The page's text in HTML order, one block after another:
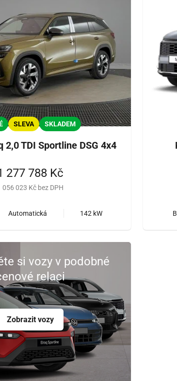
SLEVA SKLADEM
2,0 TDI Sportline DSG 4x4
277 788 Kč
056 023 Kč bez DPH
Automatická 142 kW
si vozy v podobné
relaci
Zobrazit vozy